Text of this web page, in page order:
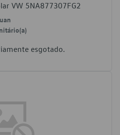
VW 5NA877307FG2
esgotado.